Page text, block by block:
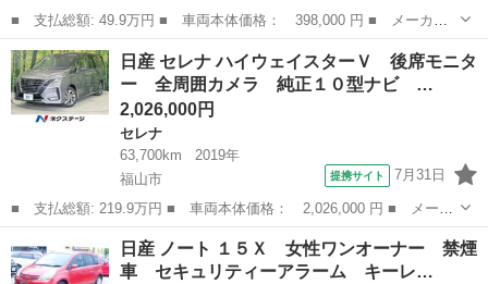
■ 支払総額: 49.9万円 ■ 車両本体価格： 398,000 円 ■ メーカー
名： 日産 ■ 車種名： デイズ ■ グレード名： Ｘ 純正ＳＤナ
ビフルセグＴＶ アラウンドビューモニター インテリキー プッシ
ュスタート ...
広島 福山市 デイズ
日産 セレナ ハイウェイスターＶ 後席モニタ
ー 全周囲カメラ 純正１０型ナビ …
2,026,000円
セレナ
63,700km
2019年
福山市
提携サイト 7月31日
■ 支払総額: 219.9万円 ■ 車両本体価格： 2,026,000 円 ■ メーカ
ー名： 日産 ■ 車種名： セレナ ■ グレード名： ハイウェイス
ターＶ 後席モニター 全周囲カメラ 純正１０型ナビ プロパイロ
ット 両...
福山市 セレナ
日産 ノート １５Ｘ 女性ワンオーナー 禁煙
車 セキュリティーアラーム キーレ…